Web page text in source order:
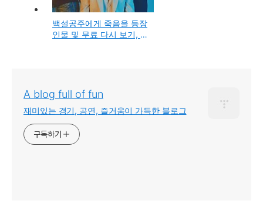
백설공주에게 죽음을 등장
인물 및 무료 다시 보기, 원
A blog full of fun
재미있는 경기, 공연, 즐거움이 가득한 블로그
구독하기